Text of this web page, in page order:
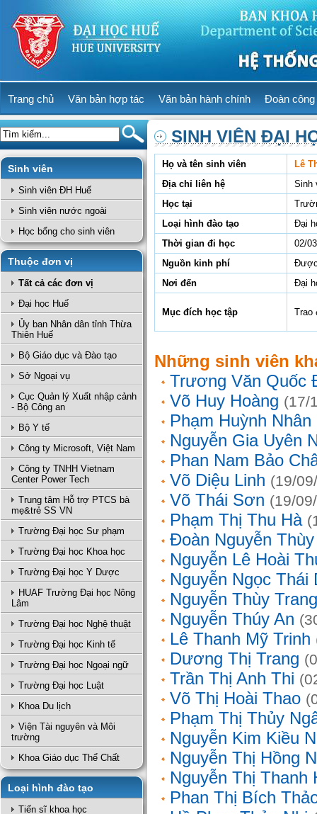
Trang chủ Văn bản hợp tác Văn bản hành chính Đoàn công
Sinh viên
Sinh viên ĐH Huế
Sinh viên nước ngoài
Học bổng cho sinh viên
Thuộc đơn vị
Tất cả các đơn vị
Đại học Huế
Ủy ban Nhân dân tỉnh Thừa
Thiên Huế
Bộ Giáo dục và Đào tạo
Sở Ngoại vụ
Cục Quản lý Xuất nhập cảnh
- Bộ Công an
Bộ Y tế
Công ty Microsoft, Việt Nam
Công ty TNHH Vietnam
Center Power Tech
Trung tâm Hỗ trợ PTCS bà
mẹ&trẻ SS VN
Trường Đại học Sư phạm
Trường Đại học Khoa học
Trường Đại học Y Dược
HUAF Trường Đại học Nông
Lâm
Trường Đại học Nghệ thuật
Trường Đại học Kinh tế
Trường Đại học Ngoại ngữ
Trường Đại học Luật
Khoa Du lịch
Viện Tài nguyên và Môi
trường
Khoa Giáo dục Thể Chất
Loại hình đào tạo
Tiến sĩ khoa học
SINH VIÊN ĐẠI
Họ và tên sinh viên
Lê
Địa chỉ liên hệ
Sinh
Học tại
Loại hình đào tạo
Đại
Thời gian đi học
02/
Nguồn kinh phí
Nơi đến
Đại
Mục đích học tập Trao
Những sinh viên
Trương Văn Quốc
Võ Huy Hoàng (17/
Phạm Huỳnh Nhân
Nguyễn Gia Uyên
Phan Nam Bảo
Võ Diệu Linh (19/
Võ Thái Sơn (19/
Phạm Thị Thu Hà
Đoàn Nguyễn
Nguyễn Lê Hoài
Nguyễn Ngọc Thái
Nguyễn Thùy Trang
Nguyễn Thúy An
Lê Thanh Mỹ Trinh
Dương Thị Trang
Trần Thị Anh Thi
Võ Thị Hoài Thao
Phạm Thị Thủy
Nguyễn Kim Kiều
Nguyễn Thị Hồng
Nguyễn Thị Thanh
Phan Thị Bích